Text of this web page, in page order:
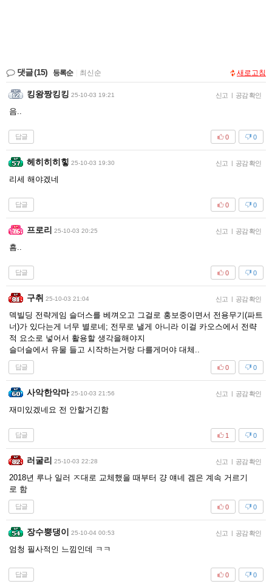
댓글(15) 등록순 최신순 새로고침
킹왕짱킹킹 25-10-03 19:21 신고 | 공감 확인
음..
답글 0
0
헤히히히힣 25-10-03 19:30 신고 | 공감 확인
리세 해야겠네
답글 0
0
프로리 25-10-03 20:25 신고 | 공감 확인
흠..
답글 0
0
구취 25-10-03 21:04 신고 | 공감 확인
덱빌딩 전략게임 슬더스를 베껴오고 그걸로 홍보중이면서 전용무기(파트
너)가 있다는게 너무 별로네; 전무로 낼게 아니라 이걸 카오스에서 전략
적 요소로 넣어서 활용할 생각을해야지
슬더슬에서 유물 들고 시작하는거랑 다를게머야 대체..
답글 0
0
사악한악마 25-10-03 21:56 신고 | 공감 확인
재미있겠네요 전 안할거긴함
답글 0
1
러굴리 25-10-03 22:28 신고 | 공감 확인
2018년 루나 일러 ㅈ대로 교체했을 때부터 걍 얘네 겜은 계속 거르기
로 함
답글 0
0
장수뿡댕이 25-10-04 00:53 신고 | 공감 확인
엄청 필사적인 느낌인데 ㅋㅋ
답글 0
0